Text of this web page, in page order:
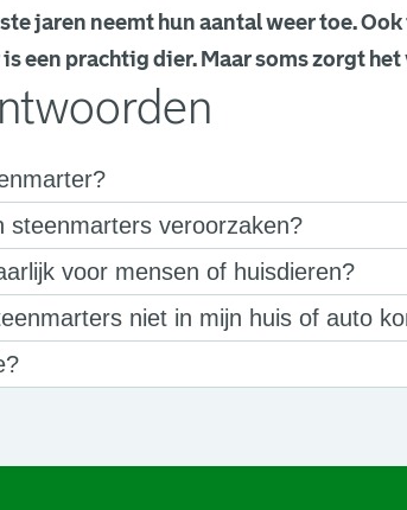
jaren neemt hun aantal weer toe.
een prachtig dier. Maar soms zorgt
steenmarters veroorzaken?
voor mensen of huisdieren?
niet in mijn huis of auto